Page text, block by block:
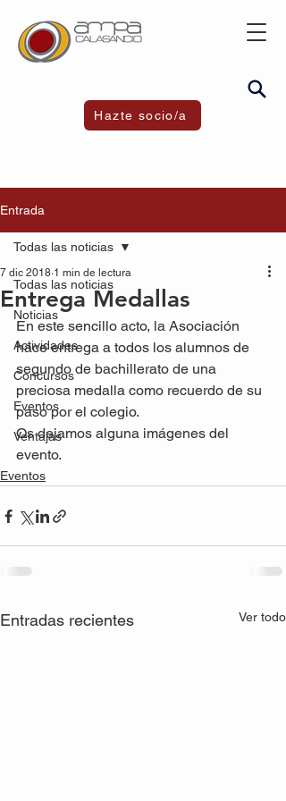
Hazte socio/a
Entrada
Todas las noticias
Noticias
Actividades
Concursos
Eventos
Ventajas
Todas las noticias
Entrega Medallas
7 dic 2018 1 min de lectura
En este sencillo acto, la Asociación
hace entrega a todos los alumnos de
segundo de bachillerato de una
preciosa medalla como recuerdo de su
paso por el colegio.
Os dejamos alguna imágenes del
evento.
Eventos
Entradas recientes Ver todo